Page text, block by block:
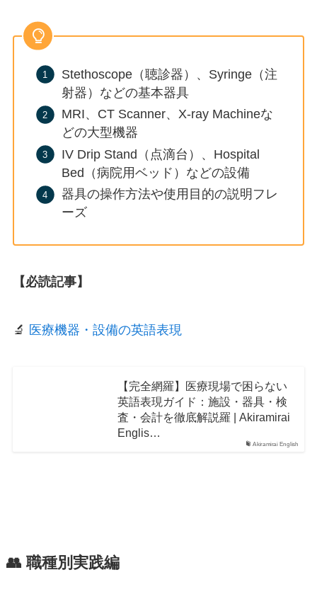
Stethoscope（聴診器）、Syringe（注
射器）などの基本器具
MRI、CT Scanner、X-ray Machineな
どの大型機器
IV Drip Stand（点滴台）、Hospital
Bed（病院用ベッド）などの設備
器具の操作方法や使用目的の説明フレ
ーズ
【必読記事】
🔬 医療機器・設備の英語表現
Akiramirai English
【完全網羅】医療現場で困らない
英語表現ガイド：施設・器具・検
査・会計を徹底解説羅 | Akiramirai
Englis…
👥 職種別実践編